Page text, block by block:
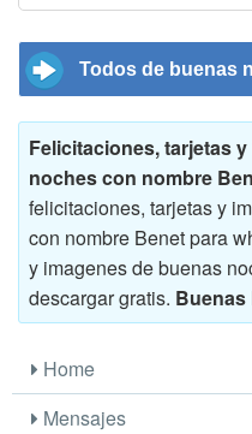
Todos de buenas
Felicitaciones, tarjetas
noches con nombre
felicitaciones, tarjetas y
con nombre Benet para
y imagenes de buenas
descargar gratis. Buenas
Home
Mensajes